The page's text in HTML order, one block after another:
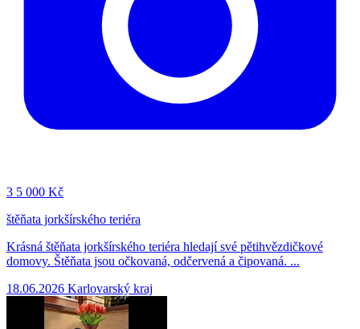
3 5 000 Kč
štěňata jorkšírského teriéra
Krásná štěňata jorkšírského teriéra hledají své pětihvězdičkové
domovy. Štěňata jsou očkovaná, odčervená a čipovaná. ...
18.06.2026 Karlovarský kraj